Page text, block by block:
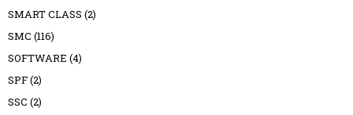
SMART CLASS (2)
SMC (116)
SOFTWARE (4)
SPF(2)
SSC (2)